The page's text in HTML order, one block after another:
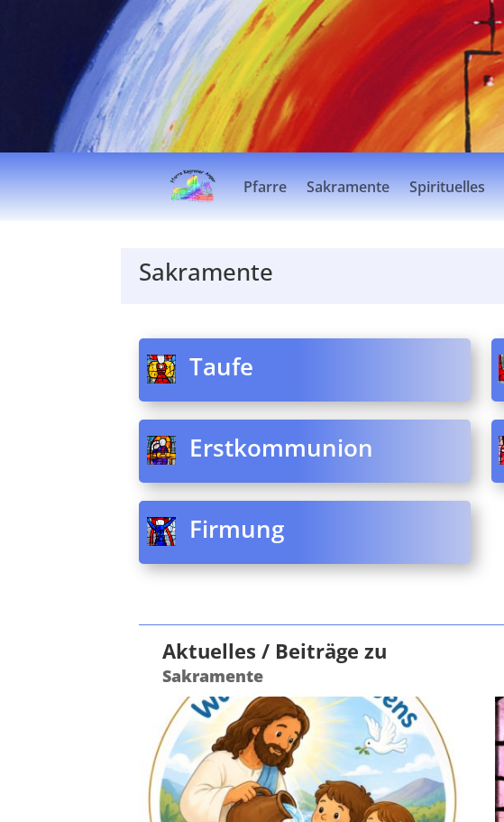
Pfarre Sakramente Spirituelles
Sakramente
Taufe
Erstkommunion
Firmung
Aktuelles / Beiträge zu
Sakramente